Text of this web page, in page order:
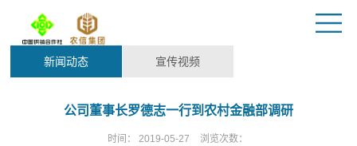
新闻动态 宣传视频
公司董事长罗德志一行到农村金融部调研
时间： 2019-05-27 浏览次数：